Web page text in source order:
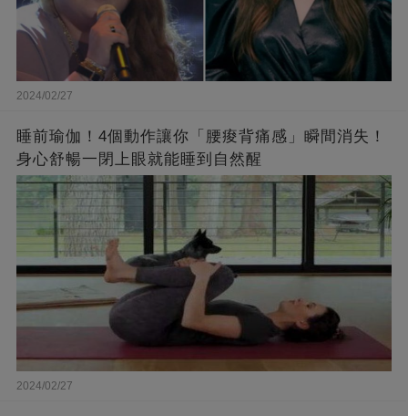
2024/02/27
睡前瑜伽！4個動作讓你「腰痠背痛感」瞬間消失！
身心舒暢一閉上眼就能睡到自然醒
2024/02/27